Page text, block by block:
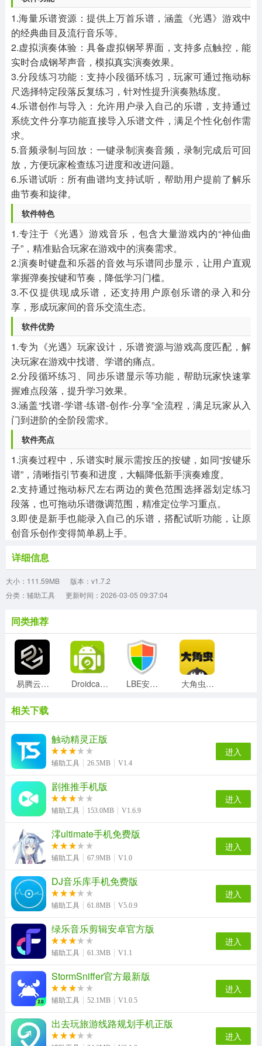
1.海量乐谱资源：提供上万首乐谱，涵盖《光遇》游戏中
的经典曲目及流行音乐等。
2.虚拟演奏体验：具备虚拟钢琴界面，支持多点触控，能
实时合成钢琴声音，模拟真实演奏效果。
3.分段练习功能：支持小段循环练习，玩家可通过拖动标
尺选择特定段落反复练习，针对性提升演奏熟练度。
4.乐谱创作与导入：允许用户录入自己的乐谱，支持通过
系统文件分享功能直接导入乐谱文件，满足个性化创作需
求。
5.音频录制与回放：一键录制演奏音频，录制完成后可回
放，方便玩家检查练习进度和改进问题。
6.乐谱试听：所有曲谱均支持试听，帮助用户提前了解乐
曲节奏和旋律。
软件特色
1.专注于《光遇》游戏音乐，包含大量游戏内的“神仙曲
子”，精准贴合玩家在游戏中的演奏需求。
2.演奏时键盘和乐器的音效与乐谱同步显示，让用户直观
掌握弹奏按键和节奏，降低学习门槛。
3.不仅提供现成乐谱，还支持用户原创乐谱的录入和分
享，形成玩家间的音乐交流生态。
软件优势
1.专为《光遇》玩家设计，乐谱资源与游戏高度匹配，解
决玩家在游戏中找谱、学谱的痛点。
2.分段循环练习、同步乐谱显示等功能，帮助玩家快速掌
握难点段落，提升学习效果。
3.涵盖“找谱-学谱-练谱-创作-分享”全流程，满足玩家从入
门到进阶的全阶段需求。
软件亮点
1.演奏过程中，乐谱实时展示需按压的按键，如同“按键乐
谱”，清晰指引节奏和进度，大幅降低新手演奏难度。
2.支持通过拖动标尺左右两边的黄色范围选择器划定练习
段落，也可拖动乐谱微调范围，精准定位学习重点。
3.即使是新手也能录入自己的乐谱，搭配试听功能，让原
创音乐创作变得简单易上手。
详细信息
大小：111.59MB
版本：v1.7.2
分类：辅助工具
更新时间：2026-03-05 09:37:04
同类推荐
易腾云原版 Droidcamx手机最新版 LBE安全大师安卓版 大角虫漫画手机最新版
新射雕群侠传之铁血丹心手机版 光氪充电提示音官方最新版
极速清理大师手机免费版 亲Key键盘手机版
agefans原版 Alook安卓直装版
触宝电话正版
相关下载
触动精灵正版
辅助工具 26.5MB V1.4
进入
剧推推手机版
辅助工具 153.0MB V1.6.9
进入
澪ultimate手机免费版
辅助工具 67.9MB V1.0
进入
DJ音乐库手机免费版
辅助工具 61.8MB V5.0.9
进入
绿乐音乐剪辑安卓官方版
辅助工具 61.3MB V1.1
进入
StormSniffer官方最新版
辅助工具 52.1MB V1.0.5
进入
出去玩旅游线路规划手机正版
进入